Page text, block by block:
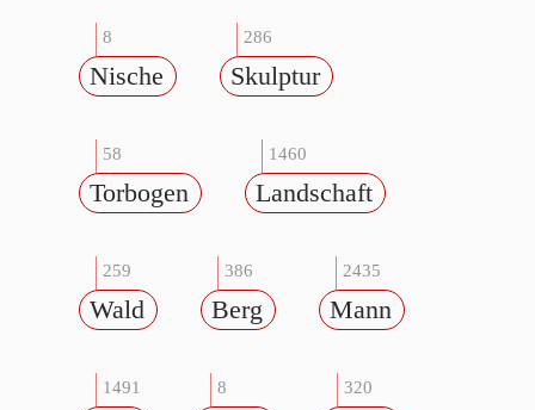
8
Nische
286
Skulptur
58
Torbogen
1460
Landschaft
259
Wald
386
Berg
2435
Mann
1491 8 320